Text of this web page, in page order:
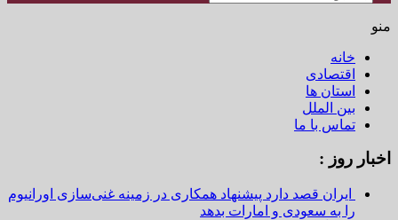
منو
خانه
اقتصادی
استان ها
بین الملل
تماس با ما
اخبار روز :
ایران قصد دارد پیشنهاد همکاری در زمینه غنی‌سازی اورانیوم
را به سعودی و امارات بدهد